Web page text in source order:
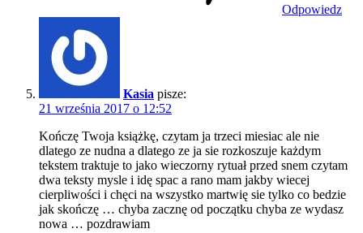
Odpowiedz
Kasia pisze:
21 września 2017 o 12:52
Kończę Twoja książkę, czytam ja trzeci miesiac ale nie
dlatego ze nudna a dlatego ze ja sie rozkoszuje każdym
tekstem traktuje to jako wieczorny rytuał przed snem czytam
dwa teksty mysle i idę spac a rano mam jakby wiecej
cierpliwości i chęci na wszystko martwię sie tylko co bedzie
jak skończę … chyba zacznę od początku chyba ze wydasz
nowa … pozdrawiam